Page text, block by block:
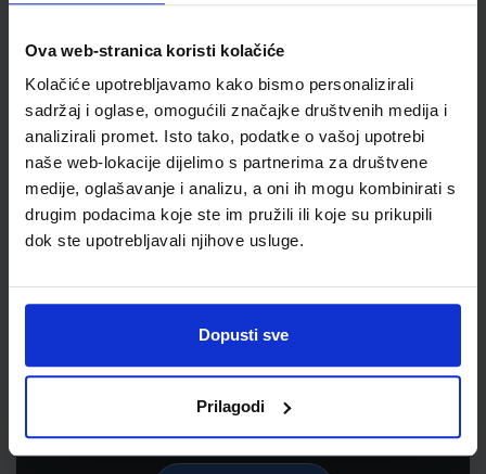
Ova web-stranica koristi kolačiće
Kolačiće upotrebljavamo kako bismo personalizirali
sadržaj i oglase, omogućili značajke društvenih medija i
analizirali promet. Isto tako, podatke o vašoj upotrebi
naše web-lokacije dijelimo s partnerima za društvene
medije, oglašavanje i analizu, a oni ih mogu kombinirati s
drugim podacima koje ste im pružili ili koje su prikupili
dok ste upotrebljavali njihove usluge.
Dopusti sve
Prilagodi
Newsletter prijava
Prijavite se kako bi primali informacije o novim
proizvodima i uslugama, akcijama i drugim